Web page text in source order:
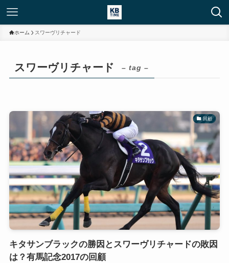
ホーム スワーヴリチャード
スワーヴリチャード – tag –
回顧
キタサンブラックの勝因とスワーヴリチャードの敗因
は？有馬記念2017の回顧